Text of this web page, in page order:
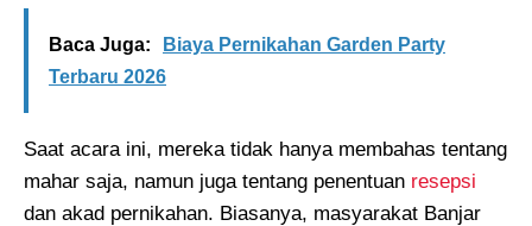
Baca Juga:
Biaya Pernikahan Garden Party
Terbaru 2026
Saat acara ini, mereka tidak hanya membahas tentang
mahar saja, namun juga tentang penentuan resepsi
dan akad pernikahan. Biasanya, masyarakat Banjar